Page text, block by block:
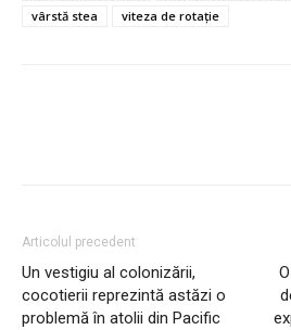
vârstă stea
viteza de rotație
Articolul precedent
Un vestigiu al colonizării,
cocotierii reprezintă astăzi o
problemă în atolii din Pacific